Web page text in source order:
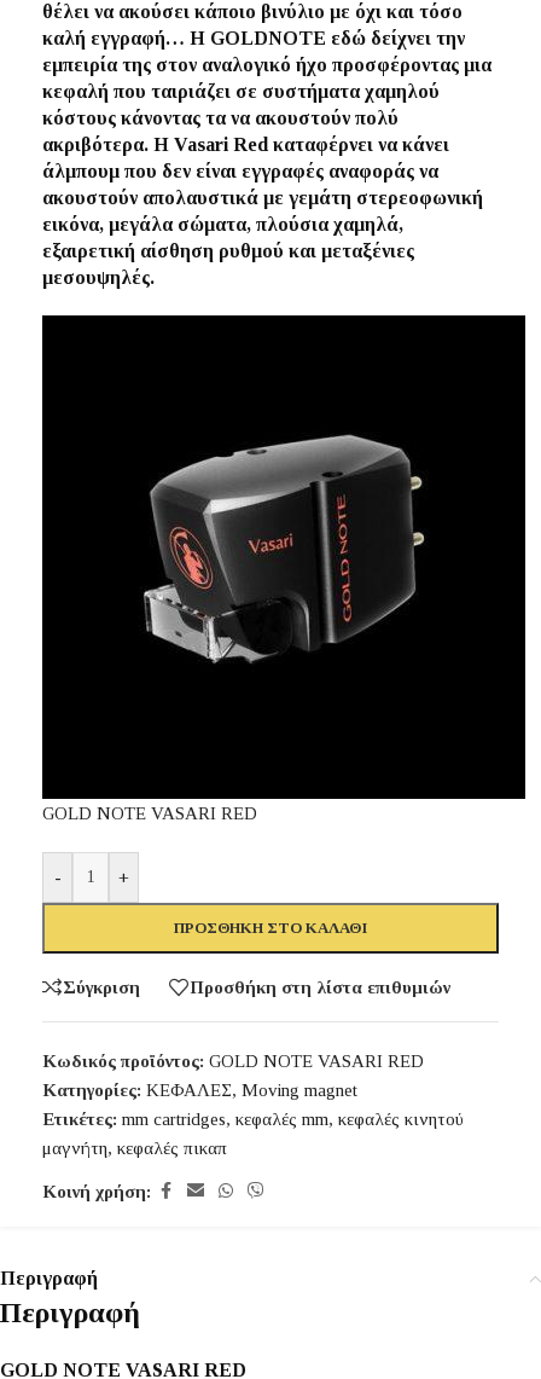
θέλει να ακούσει κάποιο βινύλιο με όχι και τόσο
καλή εγγραφή… Η GOLDNOTE εδώ δείχνει την
εμπειρία της στον αναλογικό ήχο προσφέροντας μια
κεφαλή που ταιριάζει σε συστήματα χαμηλού
κόστους κάνοντας τα να ακουστούν πολύ
ακριβότερα. Η Vasari Red καταφέρνει να κάνει
άλμπουμ που δεν είναι εγγραφές αναφοράς να
ακουστούν απολαυστικά με γεμάτη στερεοφωνική
εικόνα, μεγάλα σώματα, πλούσια χαμηλά,
εξαιρετική αίσθηση ρυθμού και μεταξένιες
μεσουψηλές.
GOLD NOTE VASARI RED
- +
ΠΡΟΣΘΉΚΗ ΣΤΟ ΚΑΛΆΘΙ
Σύγκριση Προσθήκη στη λίστα επιθυμιών
Κωδικός προϊόντος: GOLD NOTE VASARI RED
Κατηγορίες: ΚΕΦΑΛΕΣ, Moving magnet
Ετικέτες: mm cartridges, κεφαλές mm, κεφαλές κινητού
μαγνήτη, κεφαλές πικαπ
Κοινή χρήση:
Περιγραφή
Περιγραφή
GOLD NOTE VASARI RED